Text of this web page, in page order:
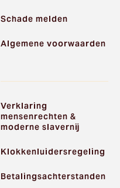
Schade melden
Algemene voorwaarden
Verklaring
mensenrechten &
moderne slavernij
Klokkenluidersregeling
Betalingsachterstanden